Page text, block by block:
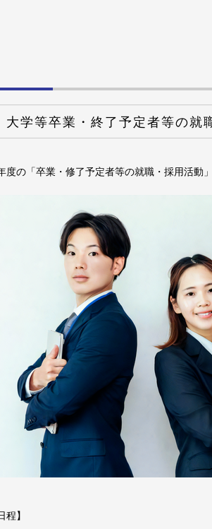
学等卒業・終了予定者等の就
度の「卒業・修了予定者等の就職・採用活
程】